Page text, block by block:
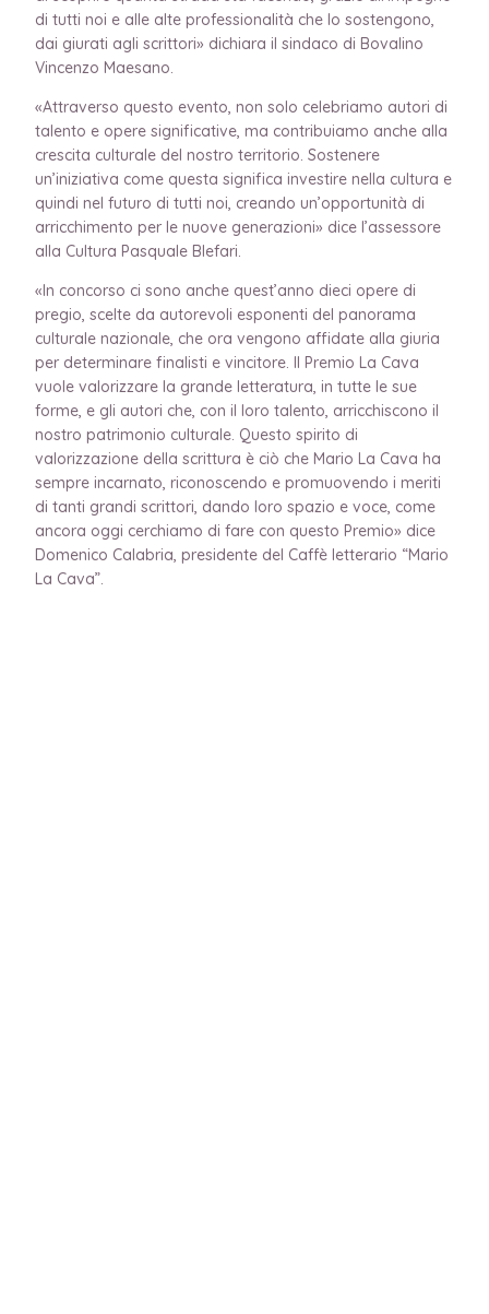
di tutti noi e alle alte professionalità che lo sostengono,
dai giurati agli scrittori» dichiara il sindaco di Bovalino
Vincenzo Maesano.
«Attraverso questo evento, non solo celebriamo autori di
talento e opere significative, ma contribuiamo anche alla
crescita culturale del nostro territorio. Sostenere
un’iniziativa come questa significa investire nella cultura e
quindi nel futuro di tutti noi, creando un’opportunità di
arricchimento per le nuove generazioni» dice l’assessore
alla Cultura Pasquale Blefari.
«In concorso ci sono anche quest’anno dieci opere di
pregio, scelte da autorevoli esponenti del panorama
culturale nazionale, che ora vengono affidate alla giuria
per determinare finalisti e vincitore. Il Premio La Cava
vuole valorizzare la grande letteratura, in tutte le sue
forme, e gli autori che, con il loro talento, arricchiscono il
nostro patrimonio culturale. Questo spirito di
valorizzazione della scrittura è ciò che Mario La Cava ha
sempre incarnato, riconoscendo e promuovendo i meriti
di tanti grandi scrittori, dando loro spazio e voce, come
ancora oggi cerchiamo di fare con questo Premio» dice
Domenico Calabria, presidente del Caffè letterario “Mario
La Cava”.